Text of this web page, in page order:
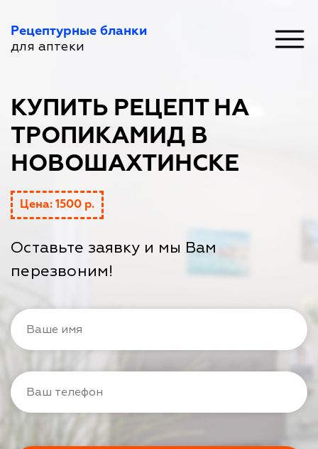
Рецептурные бланки
для аптеки
КУПИТЬ РЕЦЕПТ НА
ТРОПИКАМИД В
НОВОШАХТИНСКЕ
Цена: 1500 р.
Оставьте заявку и мы Вам
перезвоним!